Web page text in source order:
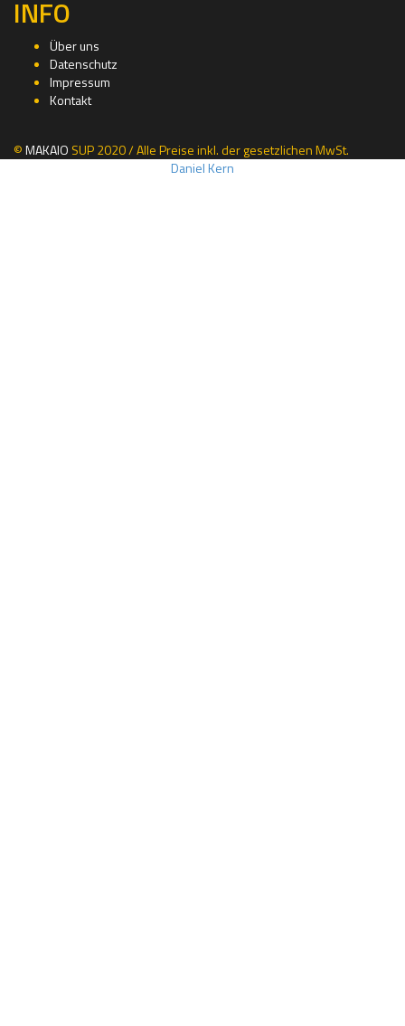
INFO
Über uns
Datenschutz
Impressum
Kontakt
©MAKAIO SUP 2020 / Alle Preise inkl. der gesetzlichen MwSt.
Daniel Kern